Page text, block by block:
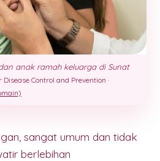
anak ramah keluarga di Sunat
Disease Control and Prevention ·
sangat umum dan tidak
berlebihan